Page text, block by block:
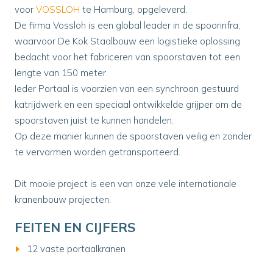
voor VOSSLOH te Hamburg, opgeleverd.
De firma Vossloh is een global leader in de spoorinfra,
waarvoor De Kok Staalbouw een logistieke oplossing
bedacht voor het fabriceren van spoorstaven tot een
lengte van 150 meter.
Ieder Portaal is voorzien van een synchroon gestuurd
katrijdwerk en een speciaal ontwikkelde grijper om de
spoorstaven juist te kunnen handelen.
Op deze manier kunnen de spoorstaven veilig en zonder
te vervormen worden getransporteerd.
Dit mooie project is een van onze vele internationale
kranenbouw projecten.
FEITEN EN CIJFERS
12 vaste portaalkranen